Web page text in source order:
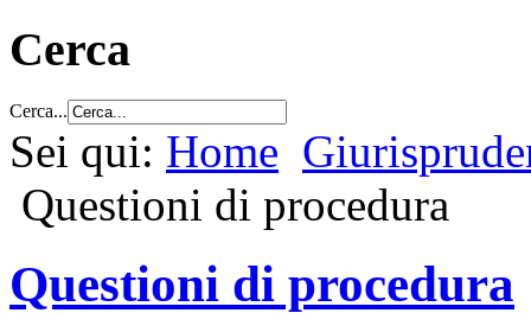
Cerca
Cerca...
Sei qui: Home
Questioni di procedura
Questioni di procedura